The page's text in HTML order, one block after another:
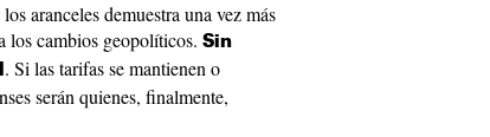
aranceles demuestra una vez más
los cambios geopolíticos. Sin
. Si las tarifas se mantienen o
serán quienes, finalmente,